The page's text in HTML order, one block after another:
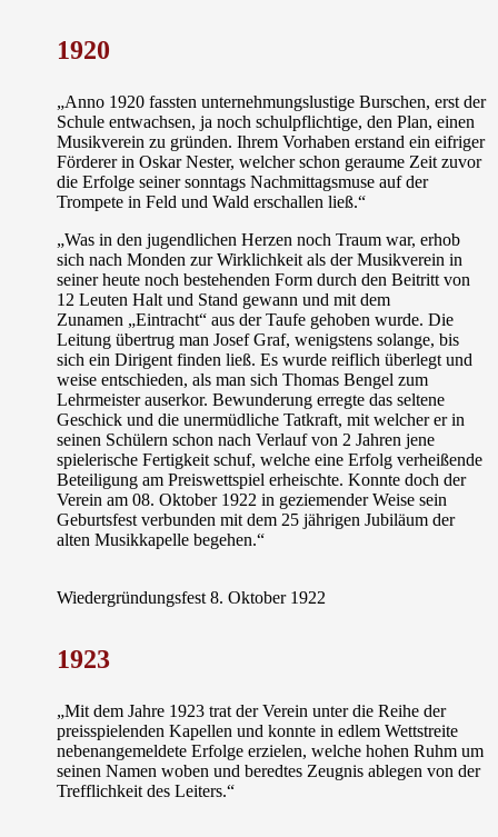
1920
„Anno 1920 fassten unternehmungslustige Burschen, erst der
Schule entwachsen, ja noch schulpflichtige, den Plan, einen
Musikverein zu gründen. Ihrem Vorhaben erstand ein eifriger
Förderer in Oskar Nester, welcher schon geraume Zeit zuvor
die Erfolge seiner sonntags Nachmittagsmuse auf der
Trompete in Feld und Wald erschallen ließ.“
„Was in den jugendlichen Herzen noch Traum war, erhob
sich nach Monden zur Wirklichkeit als der Musikverein in
seiner heute noch bestehenden Form durch den Beitritt von
12 Leuten Halt und Stand gewann und mit dem
Zunamen „Eintracht“ aus der Taufe gehoben wurde. Die
Leitung übertrug man Josef Graf, wenigstens solange, bis
sich ein Dirigent finden ließ. Es wurde reiflich überlegt und
weise entschieden, als man sich Thomas Bengel zum
Lehrmeister auserkor. Bewunderung erregte das seltene
Geschick und die unermüdliche Tatkraft, mit welcher er in
seinen Schülern schon nach Verlauf von 2 Jahren jene
spielerische Fertigkeit schuf, welche eine Erfolg verheißende
Beteiligung am Preiswettspiel erheischte. Konnte doch der
Verein am 08. Oktober 1922 in geziemender Weise sein
Geburtsfest verbunden mit dem 25 jährigen Jubiläum der
alten Musikkapelle begehen.“
Wiedergründungsfest 8. Oktober 1922
1923
„Mit dem Jahre 1923 trat der Verein unter die Reihe der
preisspielenden Kapellen und konnte in edlem Wettstreite
nebenangemeldete Erfolge erzielen, welche hohen Ruhm um
seinen Namen woben und beredtes Zeugnis ablegen von der
Trefflichkeit des Leiters.“